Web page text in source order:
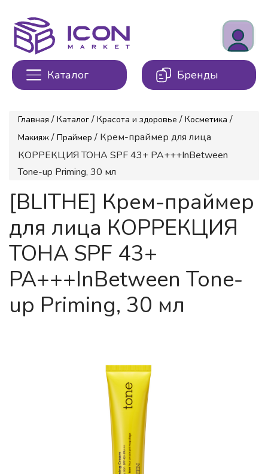
Каталог Бренды
Главная / Каталог / Красота и здоровье / Косметика /
Макияж / Праймер / Крем-праймер для лица
КОРРЕКЦИЯ ТОНА SPF 43+ PA+++InBetween
Tone-up Priming, 30 мл
[BLITHE] Крем-праймер
для лица КОРРЕКЦИЯ
ТОНА SPF 43+
PA+++InBetween Tone-
up Priming, 30 мл